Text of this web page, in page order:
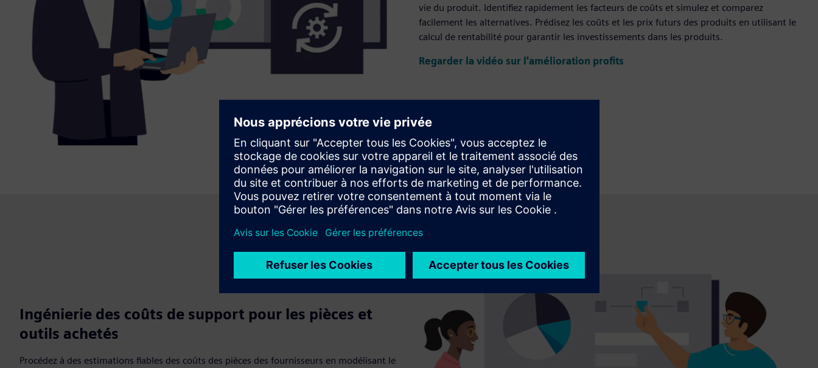
vie du produit. Identifiez rapidement les facteurs de coûts et simulez et comparez
facilement les alternatives. Prédisez les coûts et les prix futurs des produits en utilisant le
calcul de rentabilité pour garantir les investissements dans les produits.
Regarder la vidéo sur l'amélioration profits
Ingénierie des coûts de support pour les pièces et
outils achetés
Procédez à des estimations fiables des coûts des pièces des fournisseurs en modélisant le